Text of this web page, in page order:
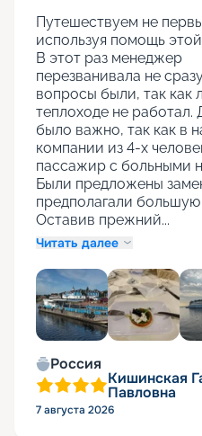
Путешествуем не
используя помощь
В этот раз менеджер
перезванивала не
вопросы были, так как
теплоходе не работал.
было важно, так как в
компании из 4-х
пассажир с больными
Были предложены
предполагали большую
Оставив прежний...
Читать далее
Россия
Кишинская
Павловна
7 августа 2026